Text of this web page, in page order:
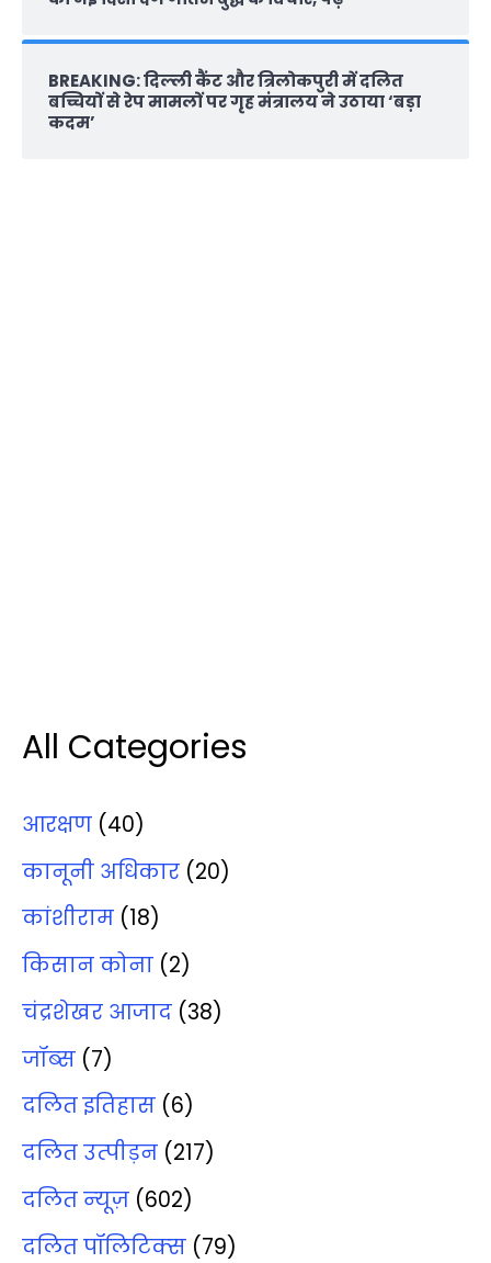
BREAKING: दिल्‍ली कैंट और त्रिलोकपुरी में दलित
बच्चियों से रेप मामलों पर गृह मंत्रालय ने उठाया ‘बड़ा
कदम’
All Categories
आरक्षण (40)
कानूनी अधिकार (20)
कांशीराम (18)
किसान कोना (2)
चंद्रशेखर आजाद (38)
जॉब्‍स (7)
दलित इतिहास (6)
दलित उत्‍पीड़न (217)
दलित न्‍यूज़ (602)
दलित पॉलिटिक्‍स (79)